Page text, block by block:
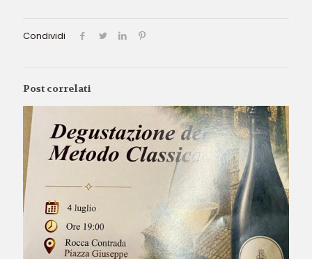
Condividi
Post correlati